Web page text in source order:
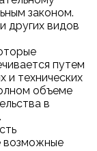
законом.
других видов
путем
и технических
объеме
в
возможные